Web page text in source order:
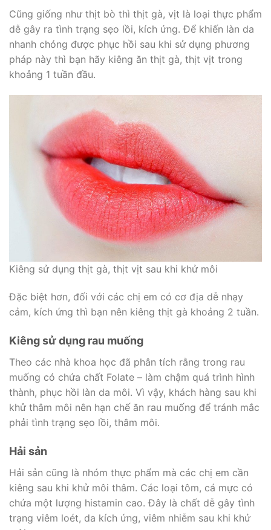
Cũng giống như thịt bò thì thịt gà, vịt là loại thực phẩm
dễ gây ra tình trạng sẹo lồi, kích ứng. Để khiến làn da
nhanh chóng được phục hồi sau khi sử dụng phương
pháp này thì bạn hãy kiêng ăn thịt gà, thịt vịt trong
khoảng 1 tuần đầu.
Kiêng sử dụng thịt gà, thịt vịt sau khi khử môi
Đặc biệt hơn, đối với các chị em có cơ địa dễ nhạy
cảm, kích ứng thì bạn nên kiêng thịt gà khoảng 2 tuần.
Kiêng sử dụng rau muống
Theo các nhà khoa học đã phân tích rằng trong rau
muống có chứa chất Folate – làm chậm quá trình hình
thành, phục hồi làn da môi. Vì vậy, khách hàng sau khi
khử thâm môi nên hạn chế ăn rau muống để tránh mắc
phải tình trạng sẹo lồi, thâm môi.
Hải sản
Hải sản cũng là nhóm thực phẩm mà các chị em cần
kiêng sau khi khử môi thâm. Các loại tôm, cá mực có
chứa một lượng histamin cao. Đây là chất dễ gây tình
trạng viêm loét, da kích ứng, viêm nhiễm sau khi khử